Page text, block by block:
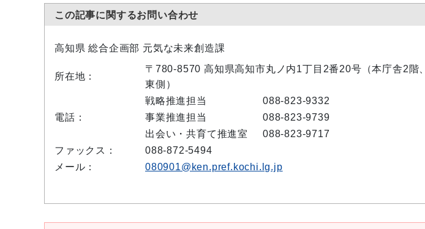
この記事に関するお問い合わせ
高知県 総合企画部 元気な未来創造課
所在地：
〒780-8570 高知県高知市丸ノ内1丁目2番20号（本庁舎2階、
東側）
電話：
戦略推進担当
088-823-9332
事業推進担当
088-823-9739
出会い・共育て推進室
088-823-9717
ファックス：
088-872-5494
メール：
080901@ken.pref.kochi.lg.jp